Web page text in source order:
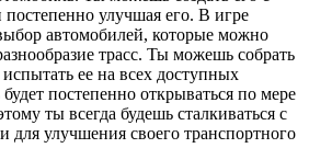
улучшая его. В игре
автомобилей, которые можно
трасс. Ты можешь собрать
ее на всех доступных
постепенно открываться по мере
ты всегда будешь сталкиваться с
улучшения своего транспортного